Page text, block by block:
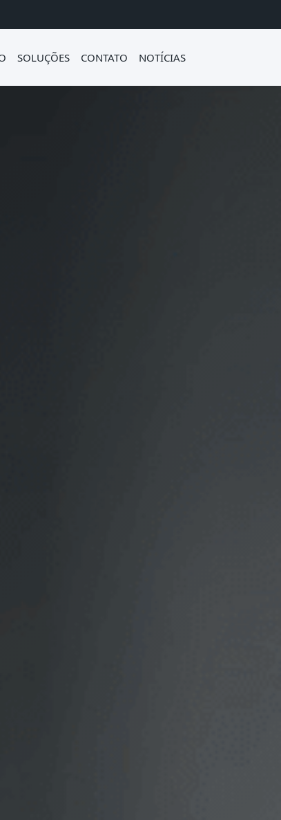
SOLUÇÕES CONTATO NOTÍCIAS